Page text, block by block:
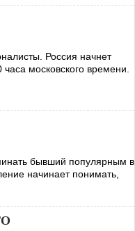
Россия начнет
московского времени.
бывший популярным в
начинает понимать,